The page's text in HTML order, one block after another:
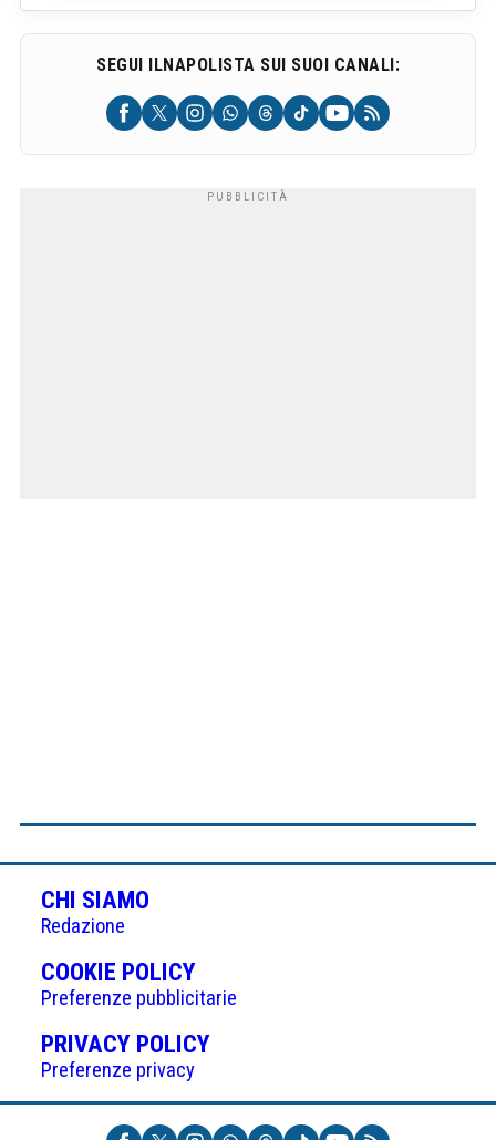
SEGUI ILNAPOLISTA SUI SUOI CANALI:
CHI SIAMO
Redazione
COOKIE POLICY(APRE
IN
UNA
NUOVA
Preferenze pubblicitarie
PRIVACY POLICY(APRE
UNA
NUOVA
Preferenze privacy